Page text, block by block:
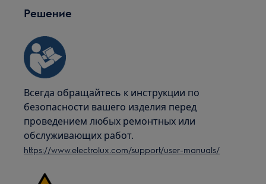
Решение
Всегда обращайтесь к инструкции по
безопасности вашего изделия перед
проведением любых ремонтных или
обслуживающих работ.
https://www.electrolux.com/support/user-manuals/